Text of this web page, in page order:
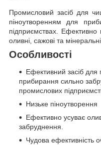
Промисловий засіб для
піноутворенням для
підприємствах. Ефективно
оливні, сажові та
Особливості
Ефективний засіб для
прибирання сильно
промислових
Низьке піноутворення
Ефективно усуває
забруднення.
Чудова ефективність